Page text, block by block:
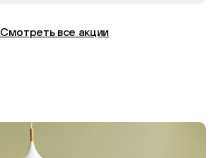
Смотреть все акции